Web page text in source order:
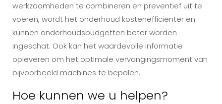
werkzaamheden te combineren en preventief uit te
voeren, wordt het onderhoud kostenefficiënter en
kunnen onderhoudsbudgetten beter worden
ingeschat. Ook kan het waardevolle informatie
opleveren om het optimale vervangingsmoment van
bijvoorbeeld machines te bepalen.
Hoe kunnen we u helpen?